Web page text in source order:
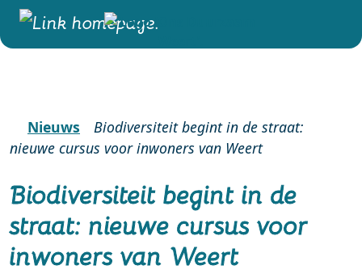
Nieuws
Biodiversiteit begint in de straat:
nieuwe cursus voor inwoners van Weert
Biodiversiteit begint in de
straat: nieuwe cursus voor
inwoners van Weert